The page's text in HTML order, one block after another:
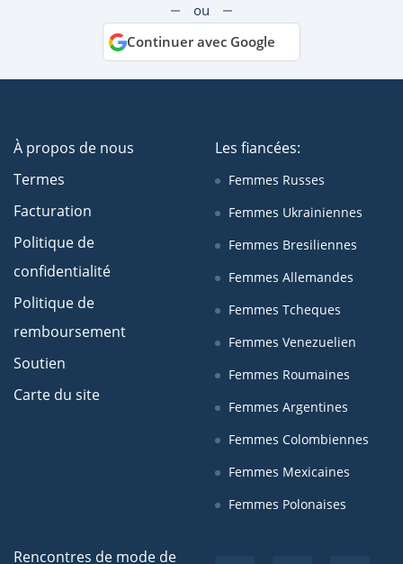
ou
Continuer avec Google
À propos de nous
Termes
Facturation
Politique de
confidentialité
Politique de
remboursement
Soutien
Carte du site
Les fiancées:
Femmes Russes
Femmes Ukrainiennes
Femmes Bresiliennes
Femmes Allemandes
Femmes Tcheques
Femmes Venezuelien
Femmes Roumaines
Femmes Argentines
Femmes Colombiennes
Femmes Mexicaines
Femmes Polonaises
Rencontres de mode de